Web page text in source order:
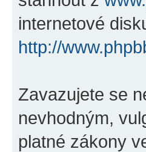
internetové
http://
Zavazujete se
nevhodným,
platné zákony